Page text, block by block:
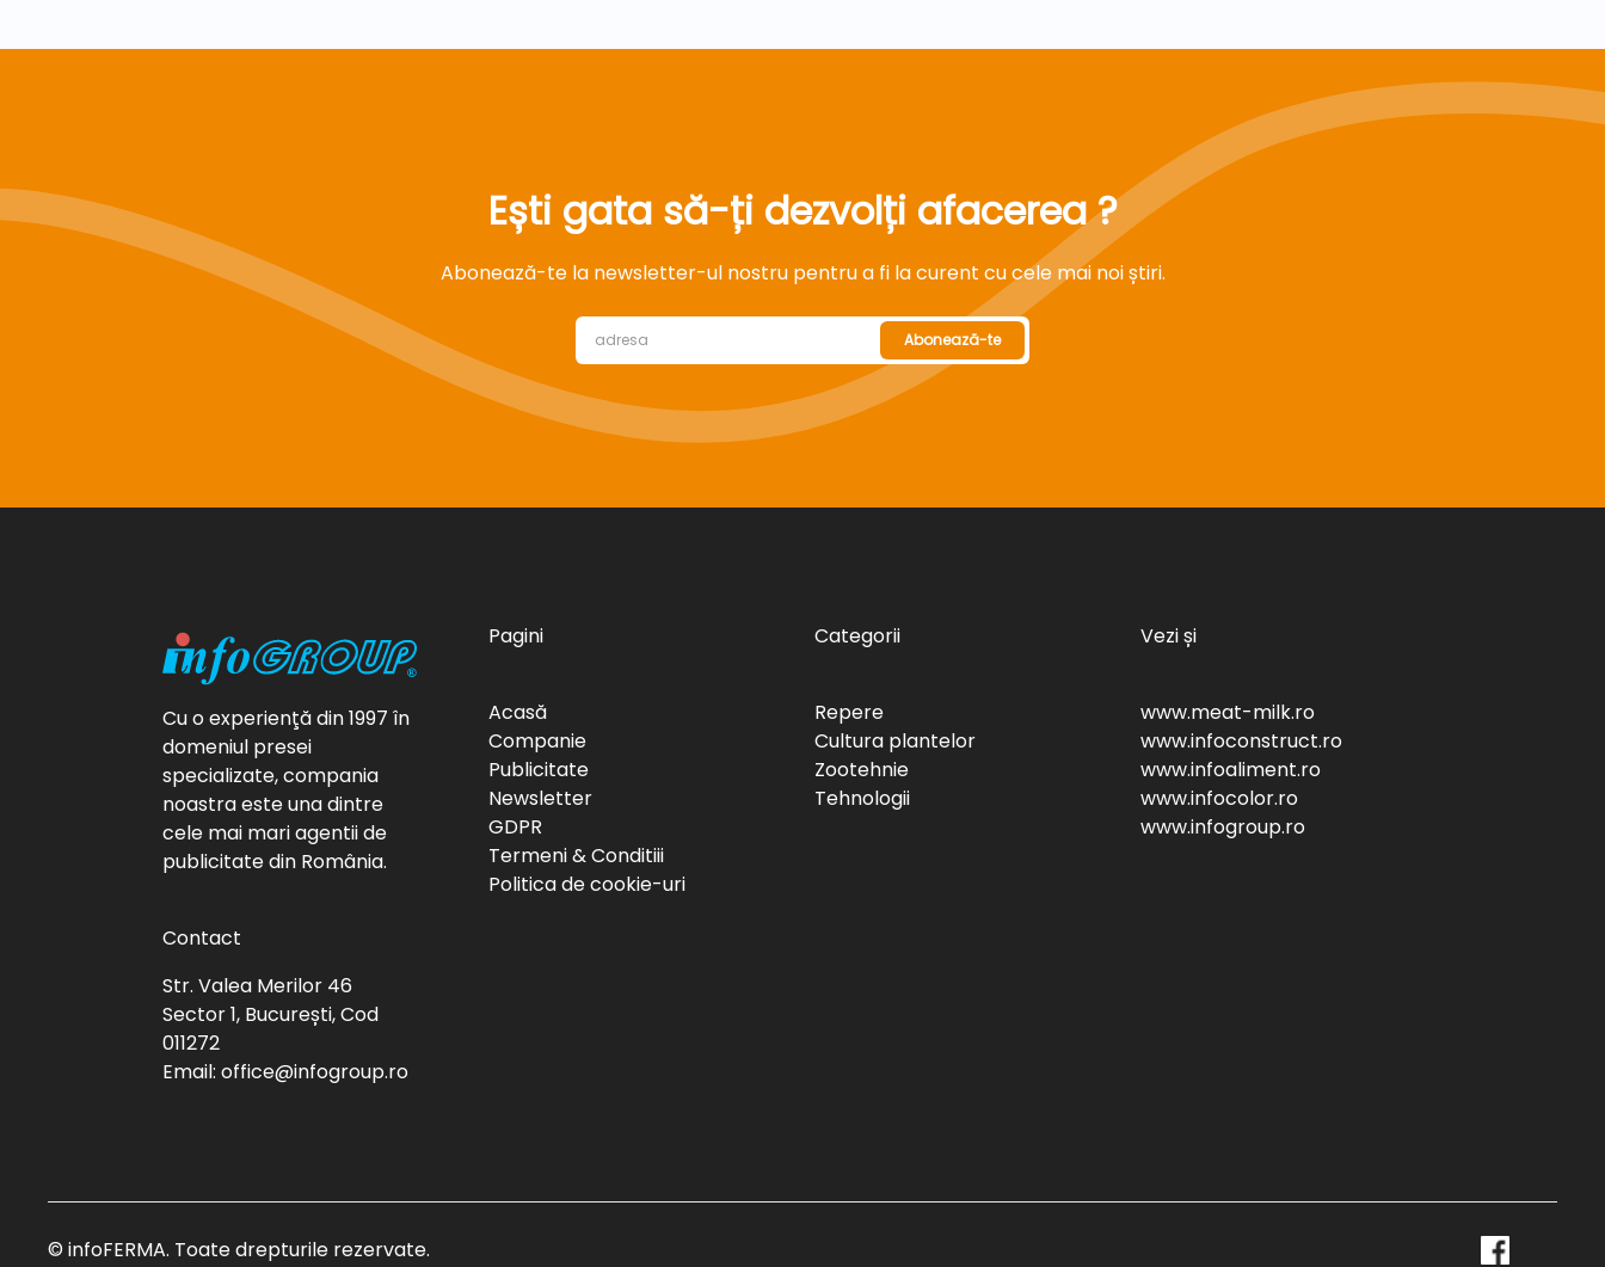
Ești gata să-ți dezvolți afacerea ?
Abonează-te la newsletter-ul nostru pentru a fi la curent cu cele mai noi știri.
Abonează-te
Cu o experienţă din 1997 în
domeniul presei
specializate, compania
noastra este una dintre
cele mai mari agentii de
publicitate din România.
Contact
Str. Valea Merilor 46
Sector 1, București, Cod
011272
Email: office@infogroup.ro
Pagini
Acasă
Companie
Publicitate
Newsletter
GDPR
Termeni & Conditiii
Politica de cookie-uri
Categorii
Repere
Cultura plantelor
Zootehnie
Tehnologii
Vezi și
www.meat-milk.ro
www.infoconstruct.ro
www.infoaliment.ro
www.infocolor.ro
www.infogroup.ro
© infoFERMA. Toate drepturile rezervate.